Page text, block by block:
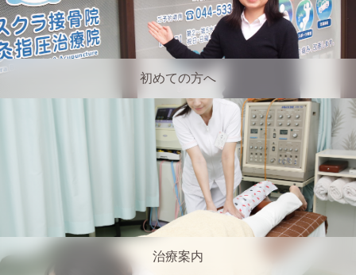
初めての方へ
治療案内